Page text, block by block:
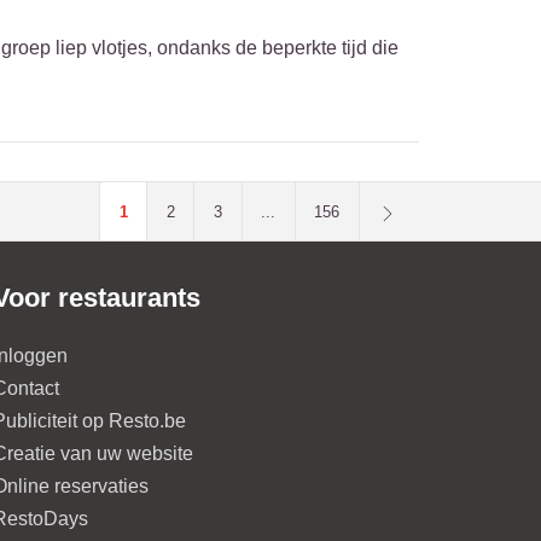
liep vlotjes, ondanks de beperkte tijd die
1 2 3 ... 156
restaurants
Inloggen
op Resto.be
van uw website
reservaties